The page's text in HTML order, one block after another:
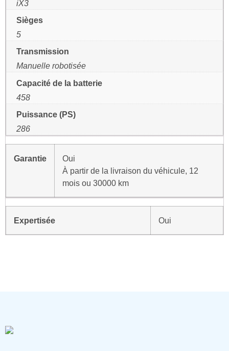
iX3
Sièges
5
Transmission
Manuelle robotisée
Capacité de la batterie
458
Puissance (PS)
286
Garantie
Oui
À partir de la livraison du véhicule, 12
mois ou 30000 km
Expertisée Oui